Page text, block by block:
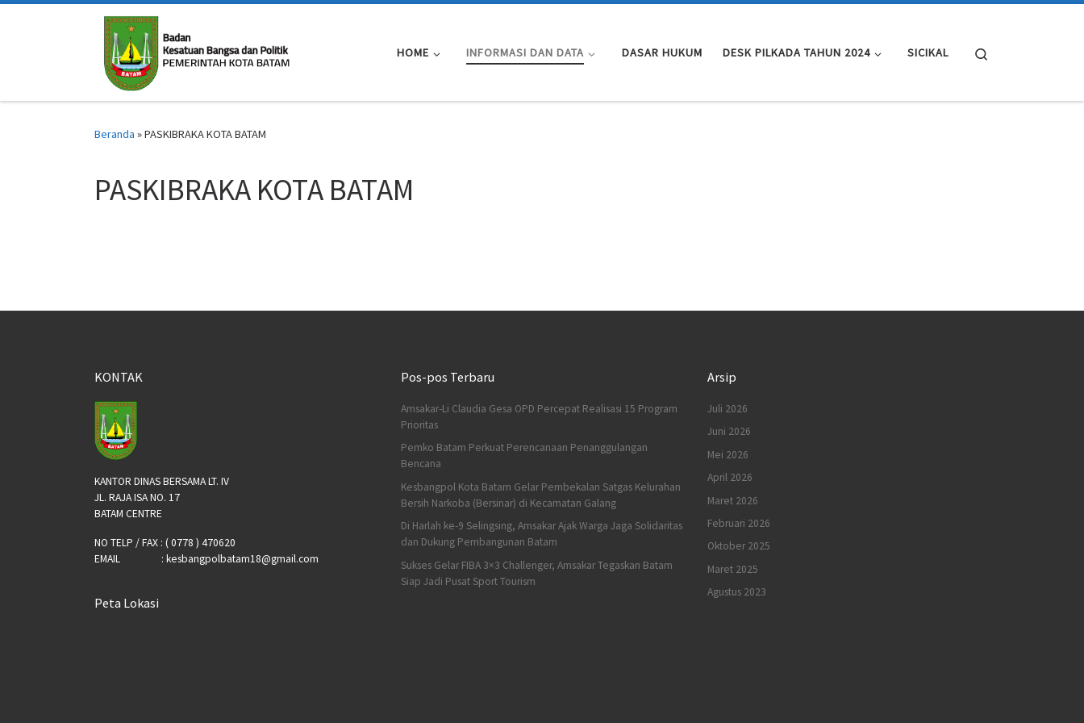
HOME INFORMASI DAN DATA DASAR HUKUM DESK PILKADA TAHUN 2024 SICIKAL
Beranda »PASKIBRAKA KOTA BATAM
PASKIBRAKA KOTA BATAM
KONTAK
KANTOR DINAS BERSAMA LT. IV
JL. RAJA ISA NO. 17
BATAM CENTRE
NO TELP / FAX : ( 0778 ) 470620
EMAIL : kesbangpolbatam18@gmail.com
Peta Lokasi
Pos-pos Terbaru
Amsakar-Li Claudia Gesa OPD Percepat Realisasi 15 Program
Prioritas
Pemko Batam Perkuat Perencanaan Penanggulangan
Bencana
Kesbangpol Kota Batam Gelar Pembekalan Satgas Kelurahan
Bersih Narkoba (Bersinar) di Kecamatan Galang
Di Harlah ke-9 Selingsing, Amsakar Ajak Warga Jaga Solidaritas
dan Dukung Pembangunan Batam
Sukses Gelar FIBA 3×3 Challenger, Amsakar Tegaskan Batam
Siap Jadi Pusat Sport Tourism
Arsip
Juli 2026
Juni 2026
Mei 2026
April 2026
Maret 2026
Februari 2026
Oktober 2025
Maret 2025
Agustus 2023